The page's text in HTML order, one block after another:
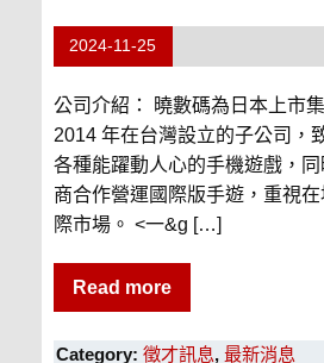
2024-11-25
公司介紹： 曉數碼為日本上市
2014 年在台灣設立的子公司，
各種能躍動人心的手機遊戲，
商合作營運國際版手遊，重視
際市場。 <一&g […]
Read more
Category: 徵才訊息, 最新消息